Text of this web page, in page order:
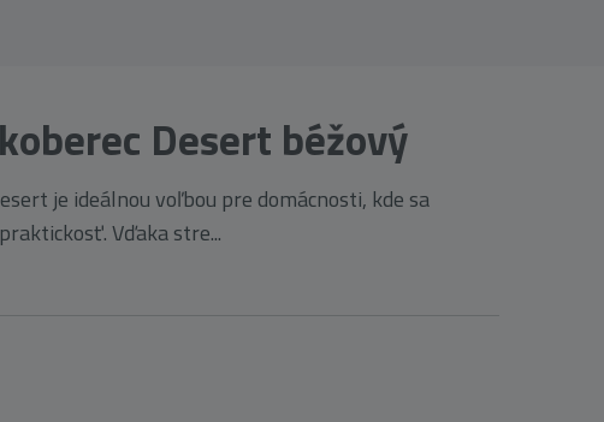
Desert béžový
je ideálnou voľbou pre domácnosti, kde sa
Vďaka stre...